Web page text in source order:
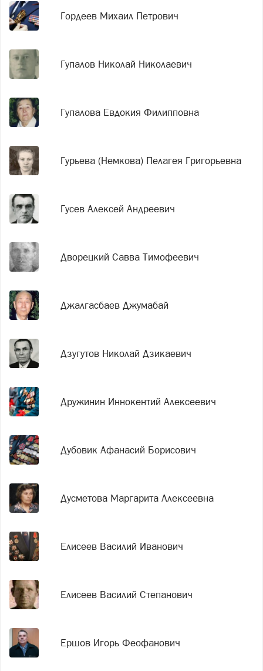
Гордеев Михаил Петрович
Гупалов Николай Николаевич
Гупалова Евдокия Филипповна
Гурьева (Немкова) Пелагея Григорьевна
Гусев Алексей Андреевич
Дворецкий Савва Тимофеевич
Джалгасбаев Джумабай
Дзугутов Николай Дзикаевич
Дружинин Иннокентий Алексеевич
Дубовик Афанасий Борисович
Дусметова Маргарита Алексеевна
Елисеев Василий Иванович
Елисеев Василий Степанович
Ершов Игорь Феофанович